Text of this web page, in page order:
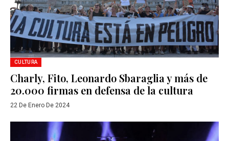
CULTURA
Charly, Fito, Leonardo Sbaraglia y más de
20.000 firmas en defensa de la cultura
22 De Enero De 2024